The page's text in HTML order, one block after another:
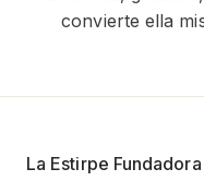
convierte ella
La Estirpe